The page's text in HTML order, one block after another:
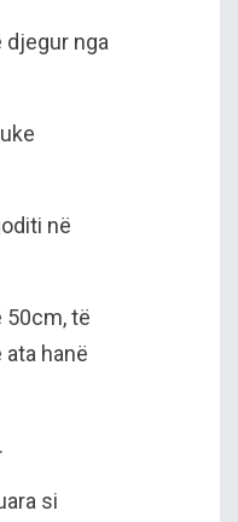
nga
në
50cm, të
hanë
si